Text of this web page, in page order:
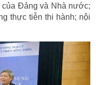
Đảng và Nhà nước;
thực tiễn thi hành; nội